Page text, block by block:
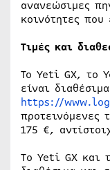
ανανεώσιμες
κοινότητες
Τιμές και
Το Yeti GX, το
είναι
https://
προτεινόμενες
175 €,
To Yeti GX και